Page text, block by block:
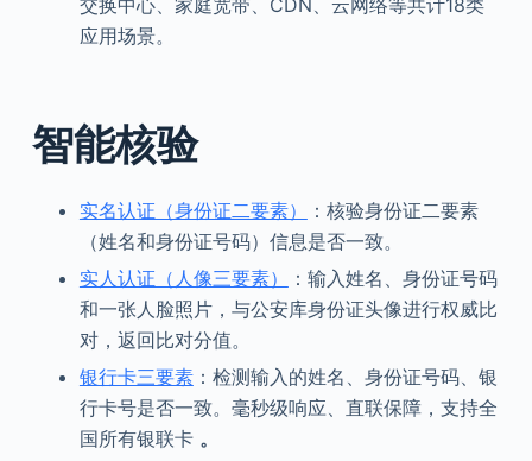
应用场景。
智能核验
实名认证（身份证二要素）
：核验身份证二要素
（姓名和身份证号码）信息是否一致。
实人认证（人像三要素）
：输入姓名、身份证号码
和一张人脸照片，与公安库身份证头像进行权威比
对，返回比对分值。
银行卡三要素：检测输入的姓名、身份证号码、银
行卡号是否一致。毫秒级响应、直联保障，支持全
国所有银联卡 。